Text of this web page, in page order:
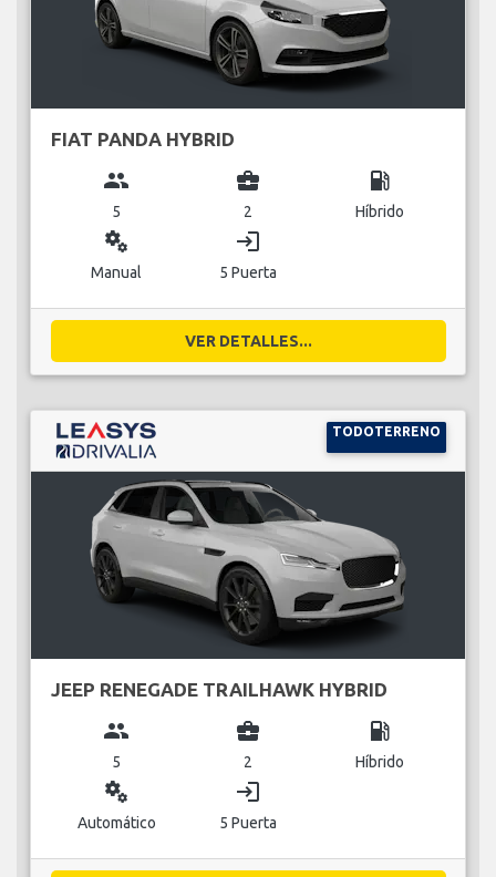
FIAT PANDA HYBRID
group
5
business_center
2
local_gas_station
Híbrido
miscellaneous_services
Manual
login
5 Puerta
VER DETALLES...
TODOTERRENO
JEEP RENEGADE TRAILHAWK HYBRID
group
5
business_center
2
local_gas_station
Híbrido
miscellaneous_services
Automático
login
5 Puerta